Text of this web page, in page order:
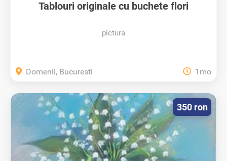
Tablouri originale cu buchete flori
pictura
Domenii, Bucuresti 1mo
350 ron